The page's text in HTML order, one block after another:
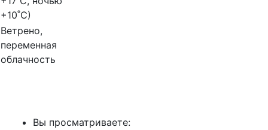
+10˚C)
Ветрено,
переменная
облачность
Вы просматриваете: